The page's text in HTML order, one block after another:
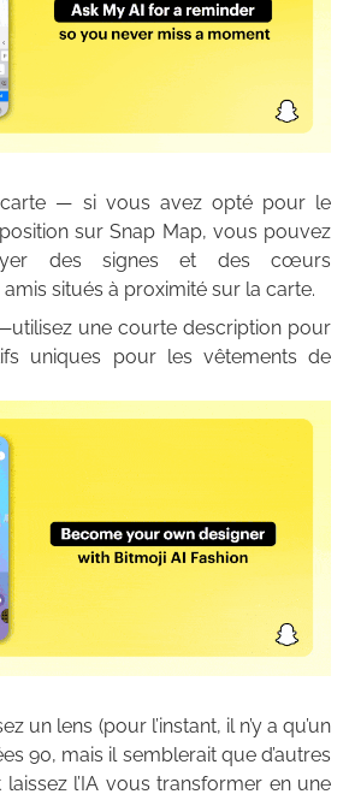
carte — si vous avez opté pour le
sur Snap Map, vous pouvez
des signes et des cœurs
situés à proximité sur la carte.
une courte description pour
uniques pour les vêtements de
un lens (pour l’instant, il n’y a qu’un
90, mais il semblerait que d’autres
l’IA vous transformer en une